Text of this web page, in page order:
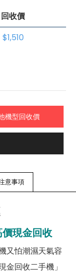
回收價
$1,510
機型回收價
意事項
現金回收
又怕潮濕天氣容
金回收二手機」